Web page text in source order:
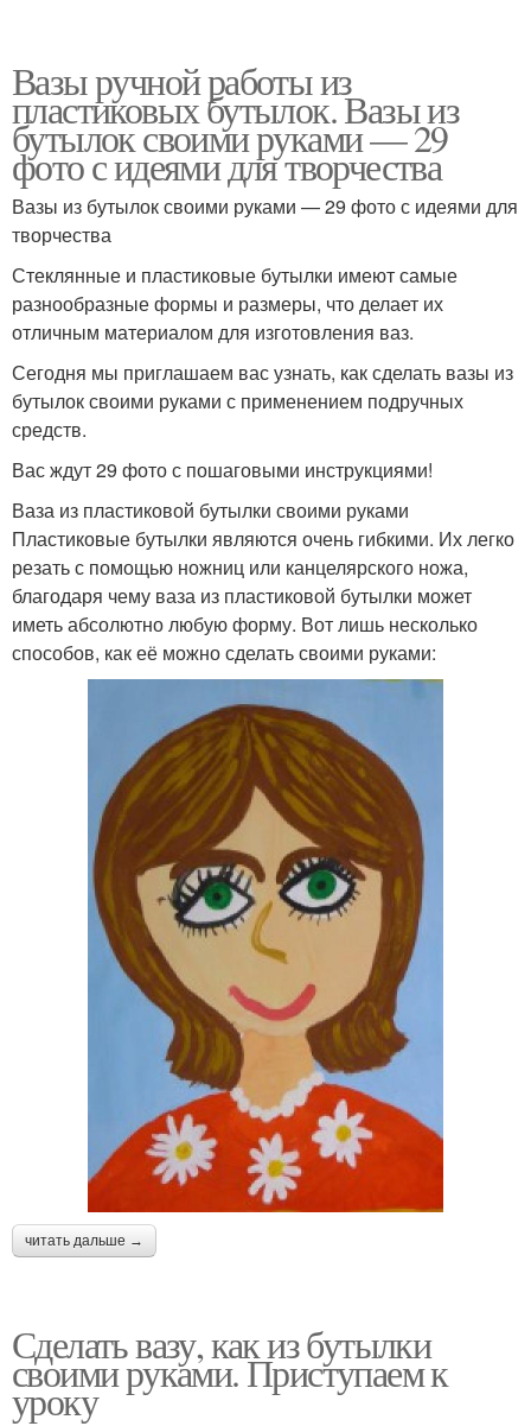
Вазы ручной работы из
пластиковых бутылок. Вазы из
бутылок своими руками — 29
фото с идеями для творчества
Вазы из бутылок своими руками — 29 фото с идеями для
творчества
Стеклянные и пластиковые бутылки имеют самые
разнообразные формы и размеры, что делает их
отличным материалом для изготовления ваз.
Сегодня мы приглашаем вас узнать, как сделать вазы из
бутылок своими руками с применением подручных
средств.
Вас ждут 29 фото с пошаговыми инструкциями!
Ваза из пластиковой бутылки своими руками
Пластиковые бутылки являются очень гибкими. Их легко
резать с помощью ножниц или канцелярского ножа,
благодаря чему ваза из пластиковой бутылки может
иметь абсолютно любую форму. Вот лишь несколько
способов, как её можно сделать своими руками:
читать дальше →
Сделать вазу, как из бутылки
своими руками. Приступаем к
уроку